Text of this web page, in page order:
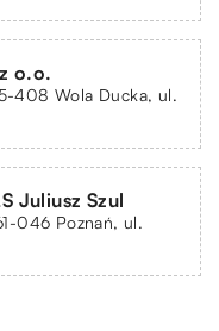
o.o.
408 Wola Ducka, ul.
Juliusz Szul
046 Poznań, ul.